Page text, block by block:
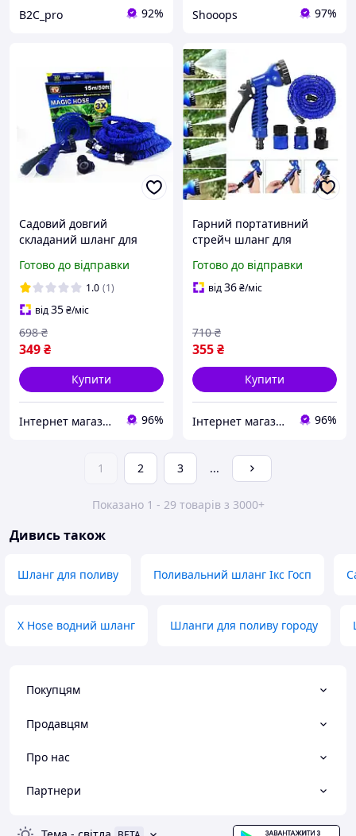
B2C_pro 92% Shooops 97%
Садовий довгий
складаний шланг для
розпилювачем X HOSE 15,
30, 45, 60, 75 метрів синій
Готово до відправки
1.0 (1)
від35₴/міс
349₴
698 ₴
Купити
Інтернет магазин «Tehnos» 🛒 Найкращі ціни! 💯 Швидка відправка! 🚀 96%
Гарний портативний
стрейч шланг для
якісний
багатофункціональний
Готово до відправки
від36₴/міс
355₴
710 ₴
Купити
Інтернет магазин «Tehnos» 🛒 Найкращі ціни! 💯 Швидка відправка! 🚀 96%
1 2 3 ...
Показано 1 - 29 товарів з 3000+
Дивись також
Шланг для поливу Поливальний шланг Ікс Госп
X Hose водний шланг Шланги для поливу городу
Покупцям
Продавцям
Про нас
Партнери